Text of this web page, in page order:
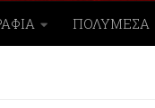
ΠΟΛΥΜΕΣΑ